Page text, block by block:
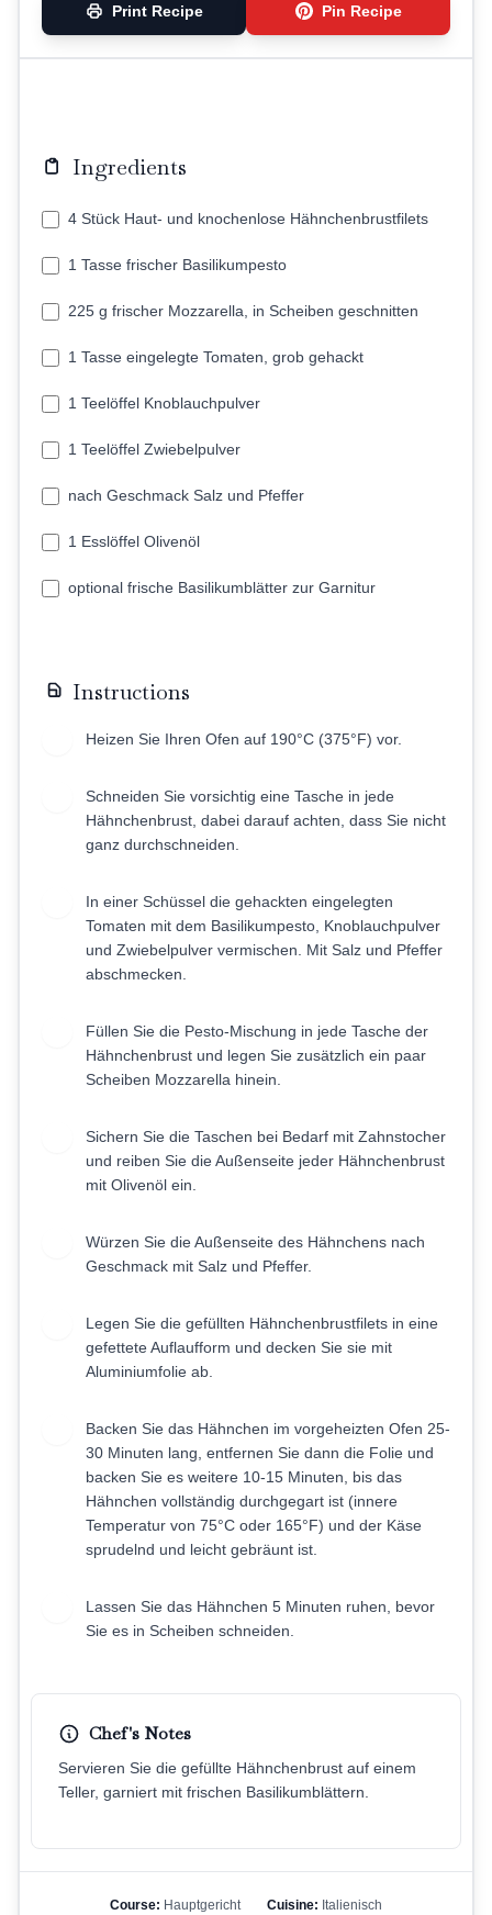
Print Recipe Pin Recipe
Ingredients
4 Stück Haut- und knochenlose Hähnchenbrustfilets
1 Tasse frischer Basilikumpesto
225 g frischer Mozzarella, in Scheiben geschnitten
1 Tasse eingelegte Tomaten, grob gehackt
1 Teelöffel Knoblauchpulver
1 Teelöffel Zwiebelpulver
nach Geschmack Salz und Pfeffer
1 Esslöffel Olivenöl
optional frische Basilikumblätter zur Garnitur
Instructions
Heizen Sie Ihren Ofen auf 190°C (375°F) vor.
Schneiden Sie vorsichtig eine Tasche in jede
Hähnchenbrust, dabei darauf achten, dass Sie nicht
ganz durchschneiden.
In einer Schüssel die gehackten eingelegten
Tomaten mit dem Basilikumpesto, Knoblauchpulver
und Zwiebelpulver vermischen. Mit Salz und Pfeffer
abschmecken.
Füllen Sie die Pesto-Mischung in jede Tasche der
Hähnchenbrust und legen Sie zusätzlich ein paar
Scheiben Mozzarella hinein.
Sichern Sie die Taschen bei Bedarf mit Zahnstocher
und reiben Sie die Außenseite jeder Hähnchenbrust
mit Olivenöl ein.
Würzen Sie die Außenseite des Hähnchens nach
Geschmack mit Salz und Pfeffer.
Legen Sie die gefüllten Hähnchenbrustfilets in eine
gefettete Auflaufform und decken Sie sie mit
Aluminiumfolie ab.
Backen Sie das Hähnchen im vorgeheizten Ofen 25-
30 Minuten lang, entfernen Sie dann die Folie und
backen Sie es weitere 10-15 Minuten, bis das
Hähnchen vollständig durchgegart ist (innere
Temperatur von 75°C oder 165°F) und der Käse
sprudelnd und leicht gebräunt ist.
Lassen Sie das Hähnchen 5 Minuten ruhen, bevor
Sie es in Scheiben schneiden.
Chef's Notes
Servieren Sie die gefüllte Hähnchenbrust auf einem
Teller, garniert mit frischen Basilikumblättern.
Course: Hauptgericht Cuisine: Italienisch